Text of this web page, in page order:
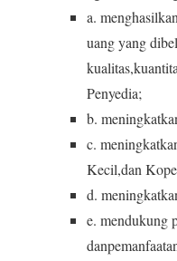
a.
uang yang
Penyedia;
b.
c.
Kecil,dan
d.
e. mendukung